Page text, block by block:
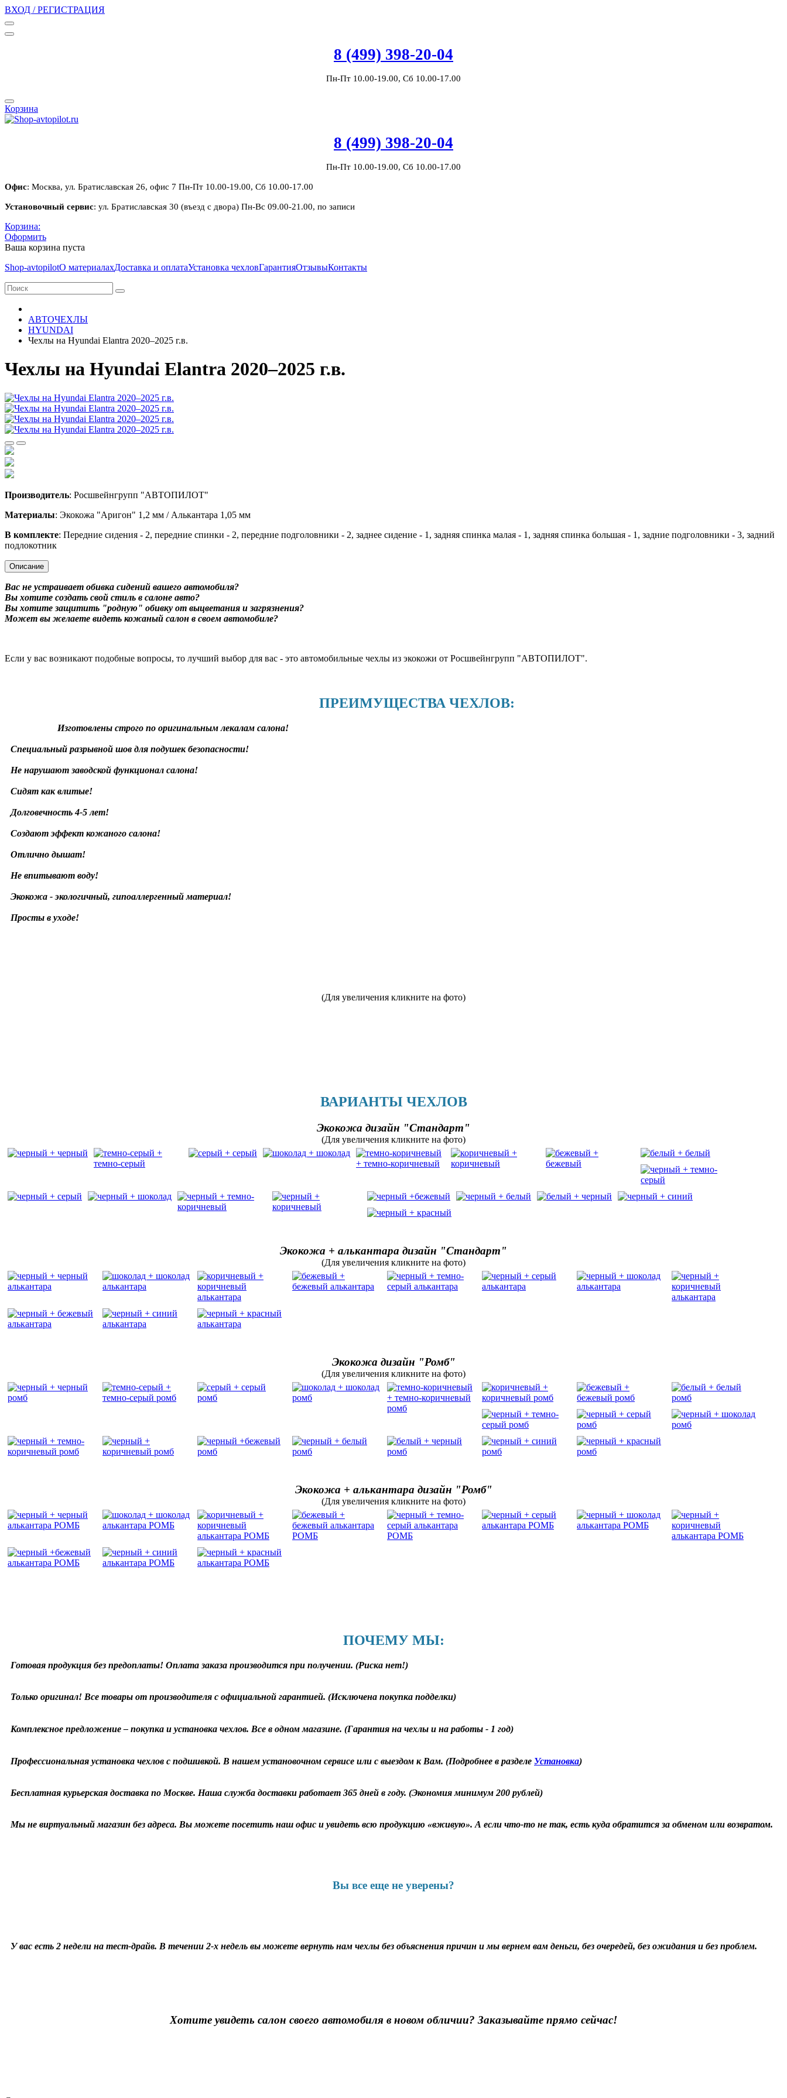
ВХОД / РЕГИСТРАЦИЯ
8 (499) 398-20-04
Пн-Пт 10.00-19.00, Сб 10.00-17.00
Корзина
8 (499) 398-20-04
Пн-Пт 10.00-19.00, Сб 10.00-17.00
Офис: Москва, ул. Братиславская 26, офис 7 Пн-Пт 10.00-19.00, Сб 10.00-17.00
Установочный сервис: ул. Братиславская 30 (въезд с двора) Пн-Вс 09.00-21.00, по записи
Корзина:
Оформить
Ваша корзина пуста
Shop-avtopilotО материалахДоставка и оплатаУстановка чехловГарантияОтзывыКонтакты
АВТОЧЕХЛЫ
HYUNDAI
Чехлы на Hyundai Elantra 2020–2025 г.в.
Чехлы на Hyundai Elantra 2020–2025 г.в.
Производитель: Росшвейнгрупп "АВТОПИЛОТ"
Материалы: Экокожа "Аригон" 1,2 мм / Алькантара 1,05 мм
В комплекте: Передние сидения - 2, передние спинки - 2, передние подголовники - 2, заднее сидение - 1, задняя спинка малая - 1, задняя спинка большая - 1, задние подголовники - 3, задний
подлокотник
Описание
Вас не устраивает обивка сидений вашего автомобиля?
Вы хотите создать свой стиль в салоне авто?
Вы хотите защитить "родную" обивку от выцветания и загрязнения?
Может вы желаете видеть кожаный салон в своем автомобиле?
Если у вас возникают подобные вопросы, то лучший выбор для вас - это автомобильные чехлы из экокожи от Росшвейнгрупп "АВТОПИЛОТ".
ПРЕИМУЩЕСТВА ЧЕХЛОВ:
Изготовлены строго по оригинальным лекалам салона!
Специальный разрывной шов для подушек безопасности!
Не нарушают заводской функционал салона!
Сидят как влитые!
Долговечность 4-5 лет!
Создают эффект кожаного салона!
Отлично дышат!
Не впитывают воду!
Экокожа - экологичный, гипоаллергенный материал!
Просты в уходе!
(Для увеличения кликните на фото)
ВАРИАНТЫ ЧЕХЛОВ
Экокожа дизайн "Стандарт"
(Для увеличения кликните на фото)
Экокожа + алькантара дизайн "Стандарт"
(Для увеличения кликните на фото)
Экокожа дизайн "Ромб"
(Для увеличения кликните на фото)
Экокожа + алькантара дизайн "Ромб"
(Для увеличения кликните на фото)
ПОЧЕМУ МЫ:
Готовая продукция без предоплаты! Оплата заказа производится при получении. (Риска нет!)
Только оригинал! Все товары от производителя с официальной гарантией. (Исключена покупка подделки)
Комплексное предложение – покупка и установка чехлов. Все в одном магазине. (Гарантия на чехлы и на работы - 1 год)
Профессиональная установка чехлов с подшивкой. В нашем установочном сервисе или с выездом к Вам. (Подробнее в разделе Установка)
Бесплатная курьерская доставка по Москве. Наша служба доставки работает 365 дней в году. (Экономия минимум 200 рублей)
Мы не виртуальный магазин без адреса. Вы можете посетить наш офис и увидеть всю продукцию «вживую». А если что-то не так, есть куда обратится за обменом или возвратом.
Вы все еще не уверены?
У вас есть 2 недели на тест-драйв. В течении 2-х недель вы можете вернуть нам чехлы без объяснения причин и мы вернем вам деньги, без очередей, без ожидания и без проблем.
Хотите увидеть салон своего автомобиля в новом обличии? Заказывайте прямо сейчас!